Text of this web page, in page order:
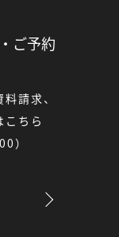
ご予約
請求、
ちら
）